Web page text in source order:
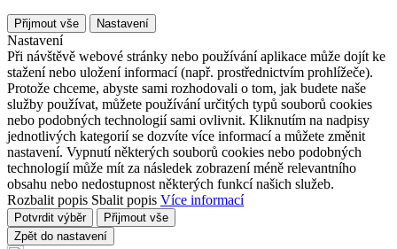
Přijmout vše Nastavení
Nastavení
Při návštěvě webové stránky nebo používání aplikace může dojít ke
stažení nebo uložení informací (např. prostřednictvím prohlížeče).
Protože chceme, abyste sami rozhodovali o tom, jak budete naše
služby používat, můžete používání určitých typů souborů cookies
nebo podobných technologií sami ovlivnit. Kliknutím na nadpisy
jednotlivých kategorií se dozvíte více informací a můžete změnit
nastavení. Vypnutí některých souborů cookies nebo podobných
technologií může mít za následek zobrazení méně relevantního
obsahu nebo nedostupnost některých funkcí našich služeb.
Rozbalit popis Sbalit popis Více informací
Potvrdit výběr
Přijmout vše
Zpět do nastavení